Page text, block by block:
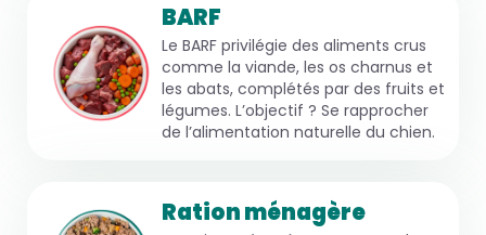
BARF
Le BARF privilégie des aliments crus
comme la viande, les os charnus et
les abats, complétés par des fruits et
légumes. L’objectif ? Se rapprocher
de l’alimentation naturelle du chien.
Ration ménagère